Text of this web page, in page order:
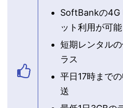
SoftBankの4G
ット利用が可能
短期レンタル
ラス
平日17時まで
送